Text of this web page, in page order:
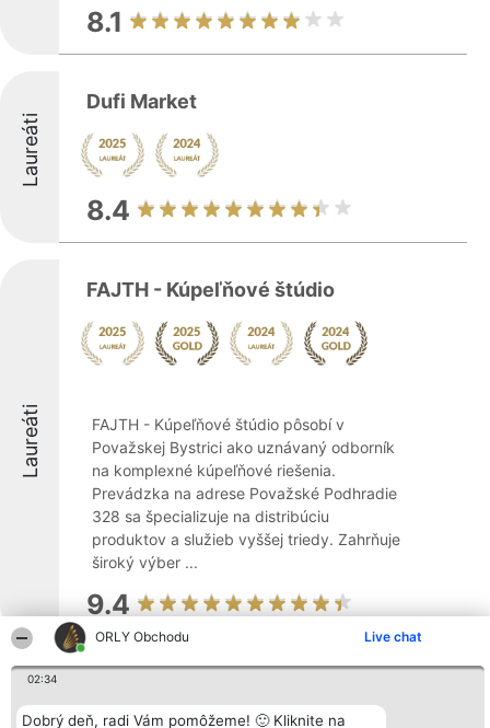
ORLY Obchodu Live chat
02:34
Dobrý deň, radi Vám pomôžeme! 🙂 Kliknite na
8.1
Laureáti
Dufi Market
8.4
Laureáti
FAJTH - Kúpeľňové štúdio
FAJTH - Kúpeľňové štúdio pôsobí v
Považskej Bystrici ako uznávaný odborník
na komplexné kúpeľňové riešenia.
Prevádzka na adrese Považské Podhradie
328 sa špecializuje na distribúciu
produktov a služieb vyššej triedy. Zahrňuje
široký výber ...
9.4